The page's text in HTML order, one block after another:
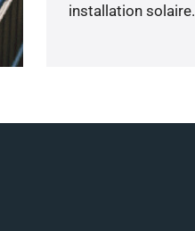
installation solaire.